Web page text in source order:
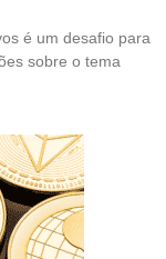
é um desafio para
sobre o tema